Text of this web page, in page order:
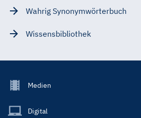
Wahrig Synonymwörterbuch
Wissensbibliothek
Footer
Main
Medien
Digital